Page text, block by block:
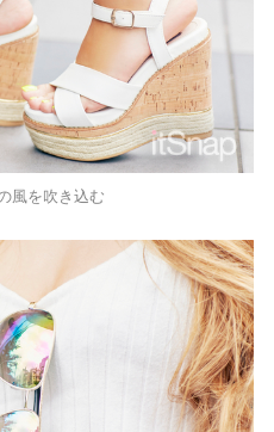
風を吹き込む